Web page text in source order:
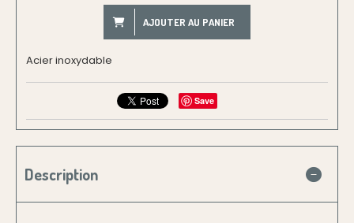
AJOUTER AU PANIER
Acier inoxydable
Save
Description